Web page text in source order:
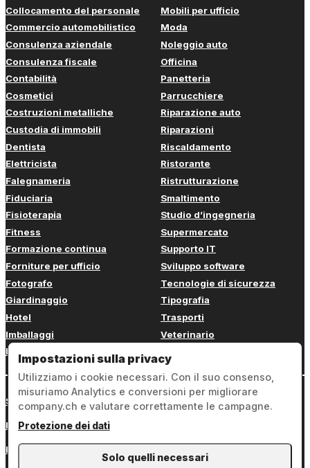
Collocamento del personale
Commercio automobilistico
Consulenza aziendale
Consulenza fiscale
Contabilità
Cosmetici
Costruzioni metalliche
Custodia di immobili
Dentista
Elettricista
Falegnameria
Fiduciaria
Fisioterapia
Fitness
Formazione continua
Forniture per ufficio
Fotografo
Giardinaggio
Hotel
Imballaggi
Imbianchino
Mobili per ufficio
Moda
Noleggio auto
Officina
Panetteria
Parrucchiere
Riparazione auto
Riparazioni
Riscaldamento
Ristorante
Ristrutturazione
Smaltimento
Studio d’ingegneria
Supermercato
Supporto IT
Sviluppo software
Tecnologie di sicurezza
Tipografia
Trasporti
Veterinario
Sign in
Note legali
Protezione dei dati
Impostazioni sulla privacy
Utilizziamo i cookie necessari. Con il suo consenso,
misuriamo Analytics e conversioni per migliorare
company.ch e valutare correttamente le campagne.
Protezione dei dati
Solo quelli necessari